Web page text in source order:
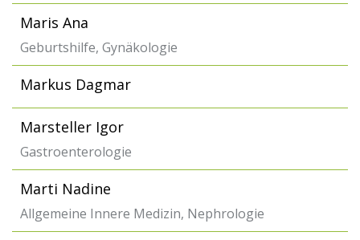
Maris Ana
Geburtshilfe, Gynäkologie
Markus Dagmar
Marsteller Igor
Gastroenterologie
Marti Nadine
Allgemeine Innere Medizin, Nephrologie